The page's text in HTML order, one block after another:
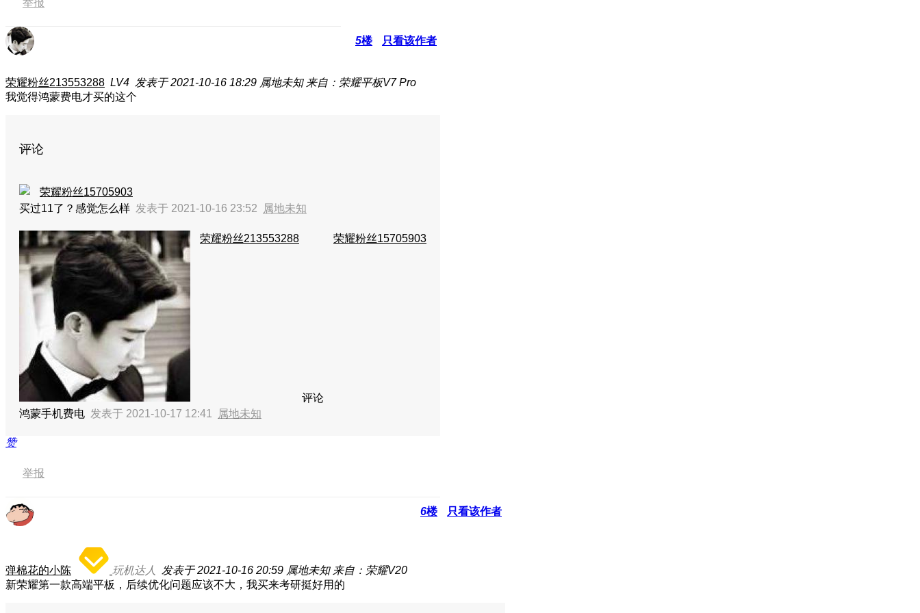
举报
5楼 只看该作者
荣耀粉丝213553288 LV4 发表于 2021-10-16 18:29 属地未知 来自：荣耀平板V7 Pro
我觉得鸿蒙费电才买的这个
评论
荣耀粉丝15705903
买过11了？感觉怎么样 发表于 2021-10-16 23:52 属地未知
荣耀粉丝213553288
评论
荣耀粉丝15705903
鸿蒙手机费电 发表于 2021-10-17 12:41 属地未知
赞
举报
6楼 只看该作者
弹棉花的小陈 玩机达人 发表于 2021-10-16 20:59 属地未知 来自：荣耀V20
新荣耀第一款高端平板，后续优化问题应该不大，我买来考研挺好用的